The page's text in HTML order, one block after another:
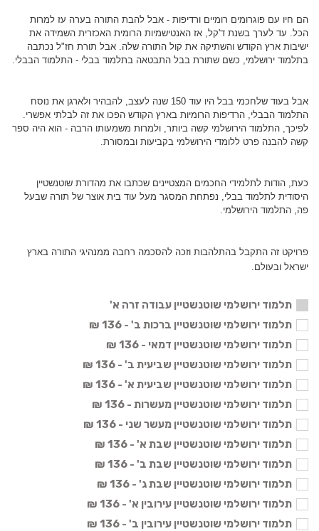
הם חיו עם פוגרומים רומיים ורדיפות - אבל להבת התורה בערה עז למרות
הכל. עד לערך בשנת ד'קל, אז האנטישמיות הרומית האכזרית השמידה את
ישיבות ארץ הקודש והשתיקה את קול התורה שלה. אבל תורת חז"ל נכתבה
בתלמוד ירושלמי, כשם שתורת בבל התבטאה בתלמוד בבלי - התלמוד הבבלי.
אבל בעוד שלחכמי בבל היו עוד 150 שנה לעצב, להבהיר ולארגן את נוסח
התלמוד הבבלי, הרדיפות הרומיות בארץ הקודש הפכו את זה לבלתי אפשרי.
לפיכך, התלמוד הירושלמי קשה ביותר, ולמרות משמעותו הרבה - הוא היה ספר
קשה להבנה פרט ללומדי הירושלמי בקביעות ובמסורת.
כעת, הודות לתלמידי החכמים המצטיינים שכתבו את מהדורת שוטנשטיין
היסודית לתלמוד בבלי, נפתחת המסגר מעל עוד בית אוצר של תורה שבעל
פה, התלמוד הירושלמי.
פרויקט זה התקבל בהתלהבות וזכה להסכמה רחבה ממנהיגי התורה בארץ
ישראל ובעולם.
תלמוד ירושלמי שוטנשטיין עבודה זרה א'
תלמוד ירושלמי שוטנשטיין ברכות ב' - 136 ₪
תלמוד ירושלמי שוטנשטיין דמאי - 136 ₪
תלמוד ירושלמי שוטנשטיין שביעית ב' - 136 ₪
תלמוד ירושלמי שוטנשטיין שביעית א' - 136 ₪
תלמוד ירושלמי שוטנשטיין מעשרות - 136 ₪
תלמוד ירושלמי שוטנשטיין מעשר שני - 136 ₪
תלמוד ירושלמי שוטנשטיין שבת א' - 136 ₪
תלמוד ירושלמי שוטנשטיין שבת ב' - 136 ₪
תלמוד ירושלמי שוטנשטיין שבת ג' - 136 ₪
תלמוד ירושלמי שוטנשטיין עירובין א' - 136 ₪
תלמוד ירושלמי שוטנשטיין עירובין ב' - 136 ₪